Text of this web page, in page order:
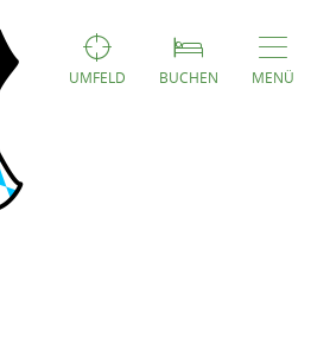
UMFELD BUCHEN MENÜ